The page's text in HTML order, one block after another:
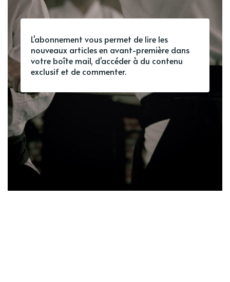
L'abonnement vous permet de lire les
nouveaux articles en avant-première dans
votre boîte mail, d'accéder à du contenu
exclusif et de commenter.